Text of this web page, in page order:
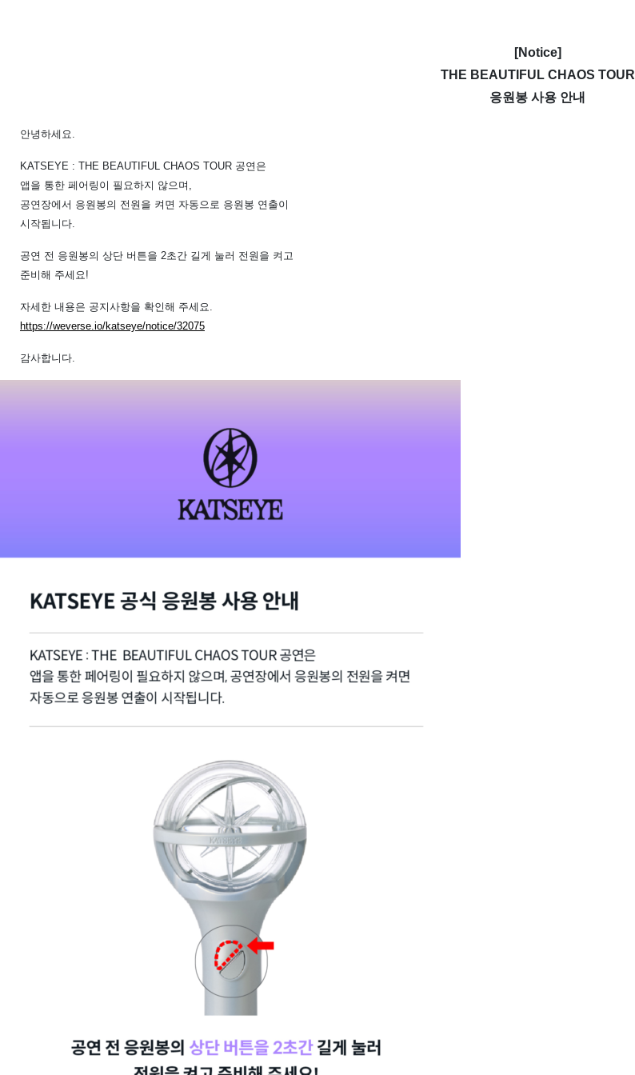
[Notice]
THE BEAUTIFUL CHAOS TOUR
응원봉 사용 안내
안녕하세요.
KATSEYE : THE BEAUTIFUL CHAOS TOUR 공연은
앱을 통한 페어링이 필요하지 않으며,
공연장에서 응원봉의 전원을 켜면 자동으로 응원봉 연출이
시작됩니다.
공연 전 응원봉의 상단 버튼을 2초간 길게 눌러 전원을 켜고
준비해 주세요!
자세한 내용은 공지사항을 확인해 주세요.
https://weverse.io/katseye/notice/32075
감사합니다.